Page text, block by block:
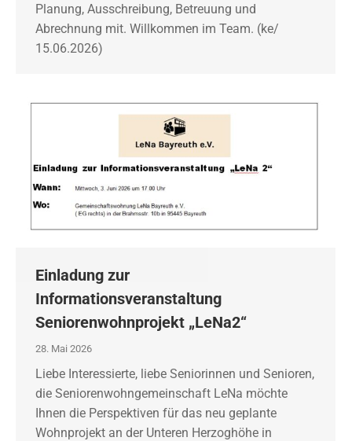
Planung, Ausschreibung, Betreuung und
Abrechnung mit. Willkommen im Team. (ke/
15.06.2026)
Einladung zur
Informationsveranstaltung
Seniorenwohnprojekt „LeNa2“
28. Mai 2026
Liebe Interessierte, liebe Seniorinnen und Senioren,
die Seniorenwohngemeinschaft LeNa möchte
Ihnen die Perspektiven für das neu geplante
Wohnprojekt an der Unteren Herzoghöhe in